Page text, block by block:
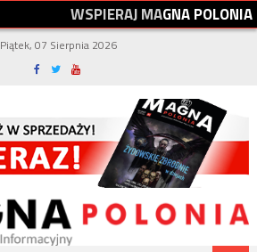
WSPIERAJMAGNAPOLONIA
Piątek, 07 Sierpnia 2026